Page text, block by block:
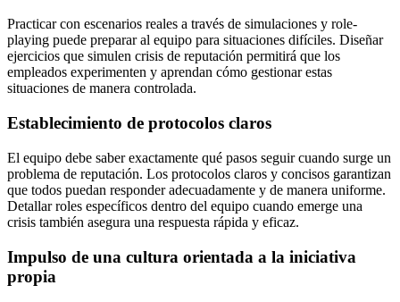
Practicar con escenarios reales a través de simulaciones y role-
playing puede preparar al equipo para situaciones difíciles. Diseñar
ejercicios que simulen crisis de reputación permitirá que los
empleados experimenten y aprendan cómo gestionar estas
situaciones de manera controlada.
Establecimiento de protocolos claros
El equipo debe saber exactamente qué pasos seguir cuando surge un
problema de reputación. Los protocolos claros y concisos garantizan
que todos puedan responder adecuadamente y de manera uniforme.
Detallar roles específicos dentro del equipo cuando emerge una
crisis también asegura una respuesta rápida y eficaz.
Impulso de una cultura orientada a la iniciativa
propia